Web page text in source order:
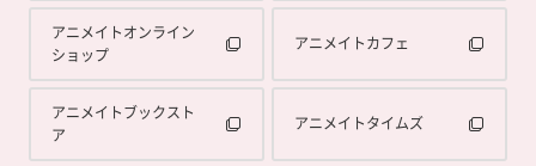
アニメイトオンライン
ショップ
アニメイトカフェ
アニメイトブックスト
ア
アニメイトタイムズ